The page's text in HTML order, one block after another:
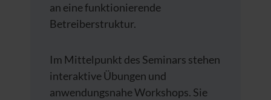
an eine funktionierende
Betreiberstruktur.
Im Mittelpunkt des Seminars stehen
interaktive Übungen und
anwendungsnahe Workshops. Sie